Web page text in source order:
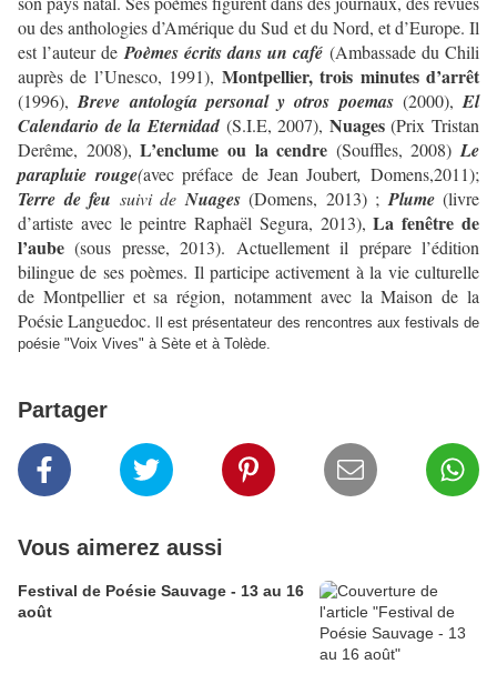
ou des anthologies d’Amérique du Sud et du Nord, et d’Europe. Il
est l’auteur de Poèmes écrits dans un café (Ambassade du Chili
auprès de l’Unesco, 1991), Montpellier, trois minutes d’arrêt
(1996),Breve antología personal y otros poemas(2000), El
Calendario de la Eternidad(S.I.E, 2007), Nuages(Prix Tristan
Derême, 2008),L’enclume ou la cendre (Souffles, 2008) Le
parapluie rouge(avec préface de Jean Joubert, Domens,2011);
Terre de feu suivi de Nuages(Domens, 2013) ; Plume(livre
d’artiste avec le peintre Raphaël Segura, 2013),La fenêtre de
l’aube (sous presse, 2013). Actuellement il prépare l’édition
bilingue de ses poèmes. Il participe activement à la vie culturelle
de Montpellier et sa région, notamment avec la Maison de la
Poésie Languedoc.
Il est présentateur des rencontres aux festivals de
poésie "Voix Vives" à Sète et à Tolède.
Partager
Vous aimerez aussi
Festival de Poésie Sauvage - 13 au 16
août